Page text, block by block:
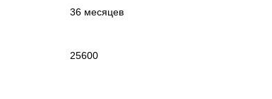
36 месяцев
25600